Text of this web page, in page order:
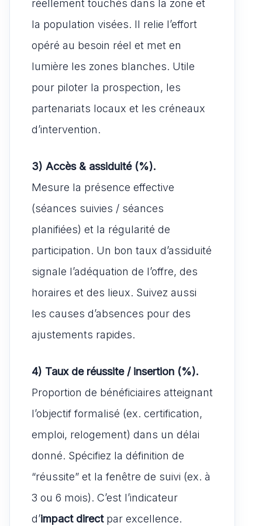
réellement touchés dans la zone et
la population visées. Il relie l’effort
opéré au besoin réel et met en
lumière les zones blanches. Utile
pour piloter la prospection, les
partenariats locaux et les créneaux
d’intervention.
3) Accès & assiduité (%).
Mesure la présence effective
(séances suivies / séances
planifiées) et la régularité de
participation. Un bon taux d’assiduité
signale l’adéquation de l’offre, des
horaires et des lieux. Suivez aussi
les causes d’absences pour des
ajustements rapides.
4) Taux de réussite / insertion (%).
Proportion de bénéficiaires atteignant
l’objectif formalisé (ex. certification,
emploi, relogement) dans un délai
donné. Spécifiez la définition de
“réussite” et la fenêtre de suivi (ex. à
3 ou 6 mois). C’est l’indicateur
d’impact directpar excellence.